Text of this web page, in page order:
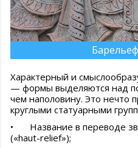
Характерный и
— формы выделяются над
чем наполовину. Это нечто
круглыми статуарными
•
Название в переводе
(«haut-relief»);